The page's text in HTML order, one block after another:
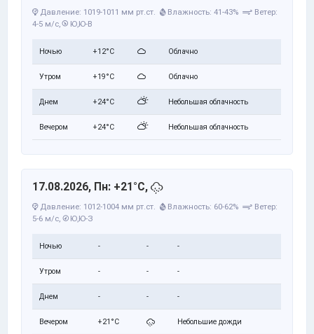
Давление: 1019-1011 мм рт.ст. Влажность: 41-43%
Ветер:
4-5 м/с,
Ю,Ю-В
Ночью +12°C Облачно
Утром +19°C Облачно
Днем +24°C Небольшая облачность
Вечером +24°C Небольшая облачность
17.08.2026, Пн: +21°C,
Давление: 1012-1004 мм рт.ст. Влажность: 60-62%
Ветер:
5-6 м/с, Ю,Ю-З
Ночью - - -
Утром - - -
Днем - - -
Вечером +21°C Небольшие дожди